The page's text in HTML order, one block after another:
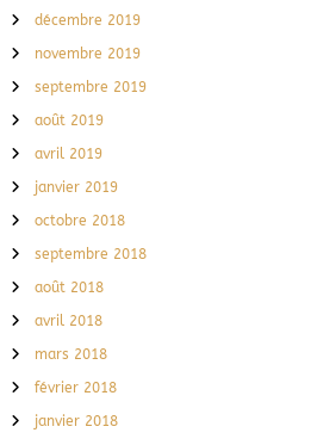
décembre 2019
novembre 2019
septembre 2019
août 2019
avril 2019
janvier 2019
octobre 2018
septembre 2018
août 2018
avril 2018
mars 2018
février 2018
janvier 2018